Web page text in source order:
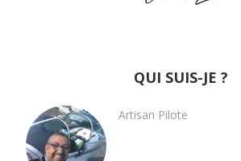
QUI SUIS-JE ?
Artisan Pilote